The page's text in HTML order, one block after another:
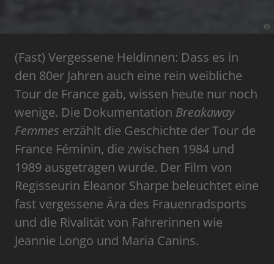
©
(Fast) Vergessene Heldinnen: Dass es in
den 80er Jahren auch eine rein weibliche
Tour de France gab, wissen heute nur noch
wenige. Die Dokumentation Breakaway
Femmes erzählt die Geschichte der Tour de
France Féminin, die zwischen 1984 und
1989 ausgetragen wurde. Der Film von
Regisseurin Eleanor Sharpe beleuchtet eine
fast vergessene Ära des Frauenradsports
und die Rivalität von Fahrerinnen wie
Jeannie Longo und Maria Canins.